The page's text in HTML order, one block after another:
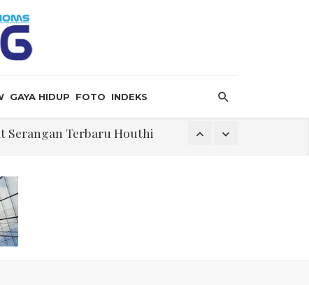
GAYA HIDUP FOTO INDEKS
Serangan Terbaru Houthi
Retak